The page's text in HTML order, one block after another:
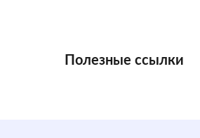
Полезные ссылки